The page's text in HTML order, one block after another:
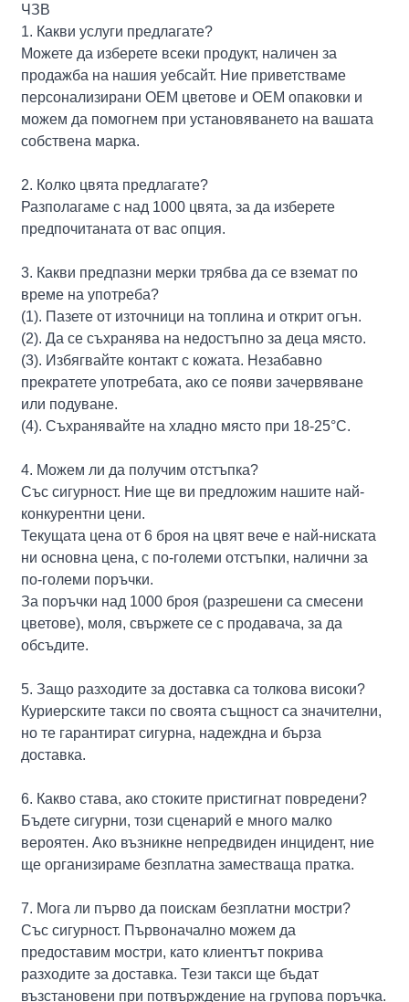
ЧЗВ
1. Какви услуги предлагате?
Можете да изберете всеки продукт, наличен за
продажба на нашия уебсайт. Ние приветстваме
персонализирани OEM цветове и OEM опаковки и
можем да помогнем при установяването на вашата
собствена марка.
2. Колко цвята предлагате?
Разполагаме с над 1000 цвята, за да изберете
предпочитаната от вас опция.
3. Какви предпазни мерки трябва да се вземат по
време на употреба?
(1). Пазете от източници на топлина и открит огън.
(2). Да се ​​съхранява на недостъпно за деца място.
(3). Избягвайте контакт с кожата. Незабавно
прекратете употребата, ако се появи зачервяване
или подуване.
(4). Съхранявайте на хладно място при 18-25°C.
4. Можем ли да получим отстъпка?
Със сигурност. Ние ще ви предложим нашите най-
конкурентни цени.
Текущата цена от 6 броя на цвят вече е най-ниската
ни основна цена, с по-големи отстъпки, налични за
по-големи поръчки.
За поръчки над 1000 броя (разрешени са смесени
цветове), моля, свържете се с продавача, за да
обсъдите.
5. Защо разходите за доставка са толкова високи?
Куриерските такси по своята същност са значителни,
но те гарантират сигурна, надеждна и бърза
доставка.
6. Какво става, ако стоките пристигнат повредени?
Бъдете сигурни, този сценарий е много малко
вероятен. Ако възникне непредвиден инцидент, ние
ще организираме безплатна заместваща пратка.
7. Мога ли първо да поискам безплатни мостри?
Със сигурност. Първоначално можем да
предоставим мостри, като клиентът покрива
разходите за доставка. Тези такси ще бъдат
възстановени при потвърждение на групова поръчка.